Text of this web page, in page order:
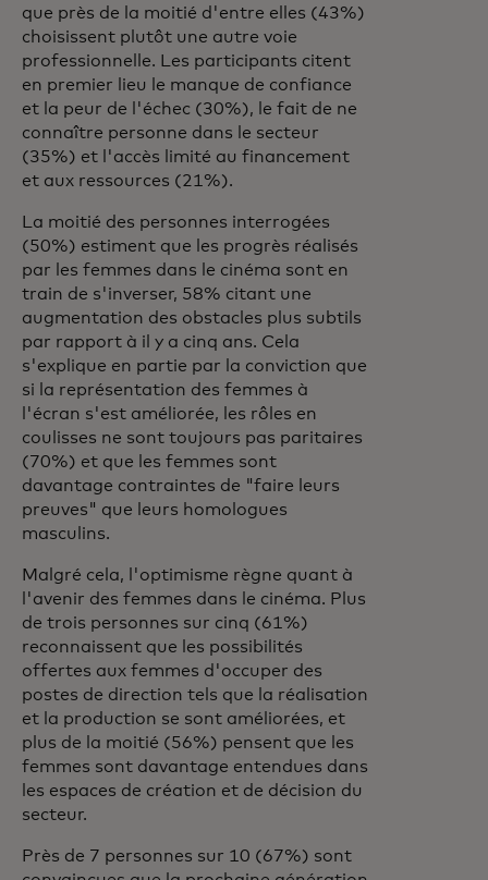
que près de la moitié d'entre elles (43%)
choisissent plutôt une autre voie
professionnelle. Les participants citent
en premier lieu le manque de confiance
et la peur de l'échec (30%), le fait de ne
connaître personne dans le secteur
(35%) et l'accès limité au financement
et aux ressources (21%).
La moitié des personnes interrogées
(50%) estiment que les progrès réalisés
par les femmes dans le cinéma sont en
train de s'inverser, 58% citant une
augmentation des obstacles plus subtils
par rapport à il y a cinq ans. Cela
s'explique en partie par la conviction que
si la représentation des femmes à
l'écran s'est améliorée, les rôles en
coulisses ne sont toujours pas paritaires
(70%) et que les femmes sont
davantage contraintes de "faire leurs
preuves" que leurs homologues
masculins.
Malgré cela, l'optimisme règne quant à
l'avenir des femmes dans le cinéma. Plus
de trois personnes sur cinq (61%)
reconnaissent que les possibilités
offertes aux femmes d'occuper des
postes de direction tels que la réalisation
et la production se sont améliorées, et
plus de la moitié (56%) pensent que les
femmes sont davantage entendues dans
les espaces de création et de décision du
secteur.
Près de 7 personnes sur 10 (67%) sont